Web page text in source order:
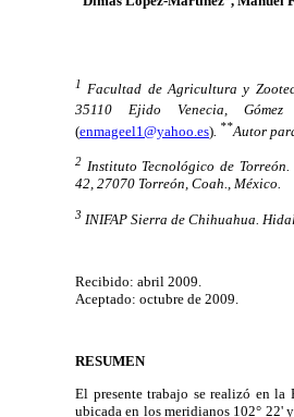
1
Facultad de Agricultura y
35110 Ejido Venecia,
(enmageel1@yahoo.es) **Autor
2 Instituto Tecnológico de
42, 27070 Torreón, Coah., México.
3 INIFAP Sierra de Chihuahua.
Recibido: abril 2009.
Aceptado: octubre de 2009.
RESUMEN
El presente trabajo se realizó en
ubicada en los meridianos 102° 22'